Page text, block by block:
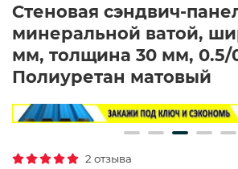
Стеновая сэндвич-
минеральной ватой,
мм, толщина 30 мм, 0.5/
Полиуретан матовый
2 отзыва